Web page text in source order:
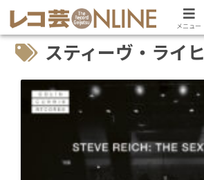
スティーヴ・ライヒ
メニュー